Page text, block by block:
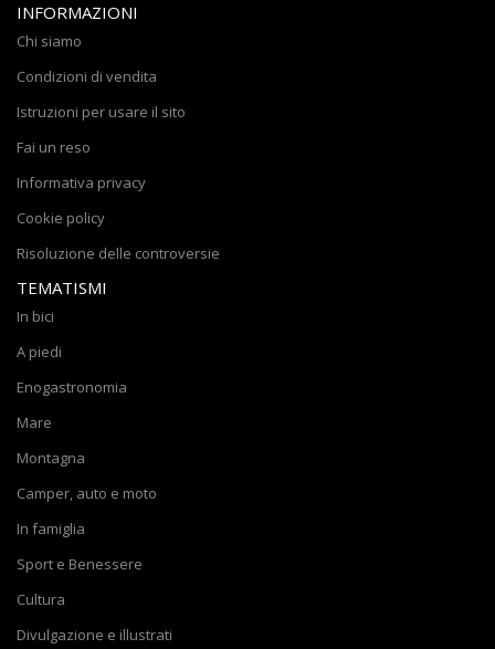
INFORMAZIONI
Chi siamo
Condizioni di vendita
Istruzioni per usare il sito
Fai un reso
Informativa privacy
Cookie policy
Risoluzione delle controversie
TEMATISMI
In bici
A piedi
Enogastronomia
Mare
Montagna
Camper, auto e moto
In famiglia
Sport e Benessere
Cultura
Divulgazione e illustrati